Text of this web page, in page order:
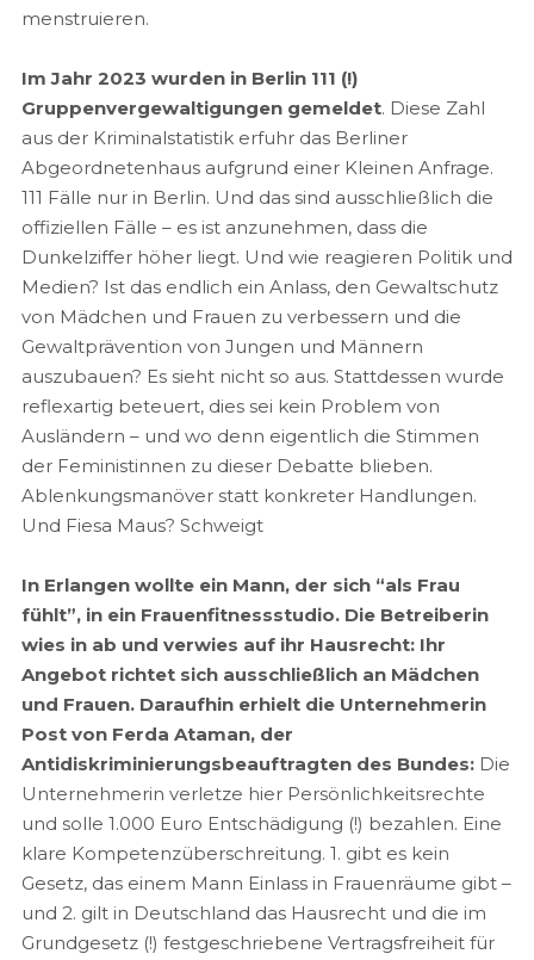
menstruieren.
Im Jahr 2023 wurden in Berlin 111 (!)
Gruppenvergewaltigungen gemeldet. Diese Zahl
aus der Kriminalstatistik erfuhr das Berliner
Abgeordnetenhaus aufgrund einer Kleinen Anfrage.
111 Fälle nur in Berlin. Und das sind ausschließlich die
offiziellen Fälle – es ist anzunehmen, dass die
Dunkelziffer höher liegt. Und wie reagieren Politik und
Medien? Ist das endlich ein Anlass, den Gewaltschutz
von Mädchen und Frauen zu verbessern und die
Gewaltprävention von Jungen und Männern
auszubauen? Es sieht nicht so aus. Stattdessen wurde
reflexartig beteuert, dies sei kein Problem von
Ausländern – und wo denn eigentlich die Stimmen
der Feministinnen zu dieser Debatte blieben.
Ablenkungsmanöver statt konkreter Handlungen.
Und Fiesa Maus? Schweigt
In Erlangen wollte ein Mann, der sich “als Frau
fühlt”, in ein Frauenfitnessstudio. Die Betreiberin
wies in ab und verwies auf ihr Hausrecht: Ihr
Angebot richtet sich ausschließlich an Mädchen
und Frauen. Daraufhin erhielt die Unternehmerin
Post von Ferda Ataman, der
Antidiskriminierungsbeauftragten des Bundes:Die
Unternehmerin verletze hier Persönlichkeitsrechte
und solle 1.000 Euro Entschädigung (!) bezahlen. Eine
klare Kompetenzüberschreitung. 1. gibt es kein
Gesetz, das einem Mann Einlass in Frauenräume gibt –
und 2. gilt in Deutschland das Hausrecht und die im
Grundgesetz (!) festgeschriebene Vertragsfreiheit für